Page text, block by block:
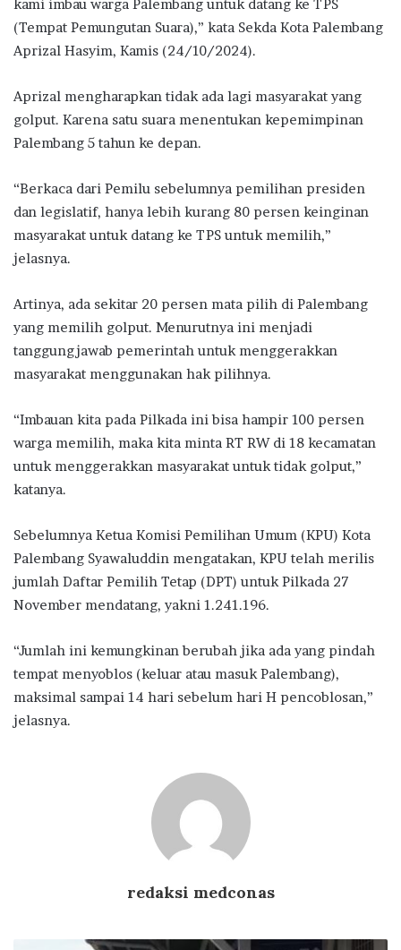
kami imbau warga Palembang untuk datang ke TPS
(Tempat Pemungutan Suara),” kata Sekda Kota Palembang
Aprizal Hasyim, Kamis (24/10/2024).
Aprizal mengharapkan tidak ada lagi masyarakat yang
golput. Karena satu suara menentukan kepemimpinan
Palembang 5 tahun ke depan.
“Berkaca dari Pemilu sebelumnya pemilihan presiden
dan legislatif, hanya lebih kurang 80 persen keinginan
masyarakat untuk datang ke TPS untuk memilih,”
jelasnya.
Artinya, ada sekitar 20 persen mata pilih di Palembang
yang memilih golput. Menurutnya ini menjadi
tanggungjawab pemerintah untuk menggerakkan
masyarakat menggunakan hak pilihnya.
“Imbauan kita pada Pilkada ini bisa hampir 100 persen
warga memilih, maka kita minta RT RW di 18 kecamatan
untuk menggerakkan masyarakat untuk tidak golput,”
katanya.
Sebelumnya Ketua Komisi Pemilihan Umum (KPU) Kota
Palembang Syawaluddin mengatakan, KPU telah merilis
jumlah Daftar Pemilih Tetap (DPT) untuk Pilkada 27
November mendatang, yakni 1.241.196.
“Jumlah ini kemungkinan berubah jika ada yang pindah
tempat menyoblos (keluar atau masuk Palembang),
maksimal sampai 14 hari sebelum hari H pencoblosan,”
jelasnya.
redaksi medconas